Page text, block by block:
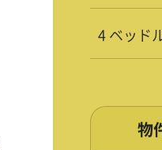
4 ベッド
物